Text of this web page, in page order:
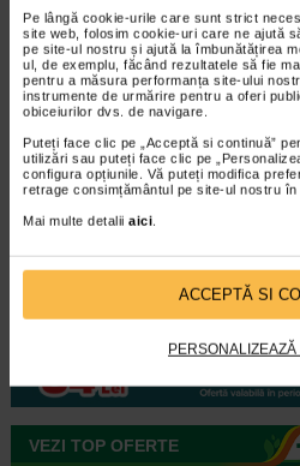
Pe lângă cookie-urile care sunt strict
site web, folosim cookie-uri care ne ajută
pe site-ul nostru și ajută la îmbunătățirea
ul, de exemplu, făcând rezultatele să fie
pentru a măsura performanța site-ului
instrumente de urmărire pentru a oferi
obiceiurilor dvs. de navigare.
Puteți face clic pe „Acceptă si continuă”
utilizări sau puteți face clic pe
configura opțiunile. Vă puteți modifica
retrage consimțământul pe site-ul nostru în
Mai multe detalii aici
ACCEPTĂ SI
VEZI TOATE ARTICOLELE
Oferte mama si copilul
VEZI TOP OFERTE